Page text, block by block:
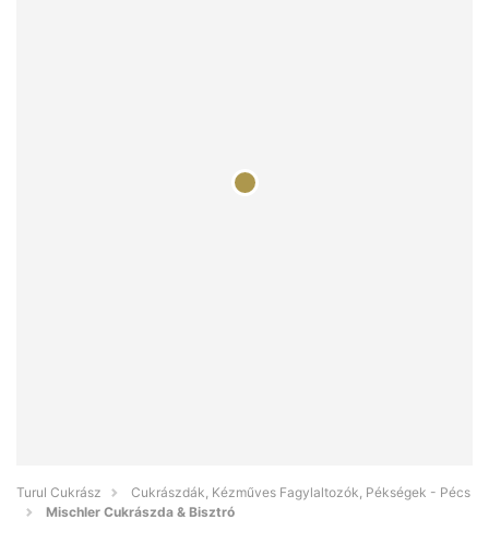
Turul Cukrász
Cukrászdák, Kézműves Fagylaltozók, Pékségek - Pécs
Mischler Cukrászda & Bisztró